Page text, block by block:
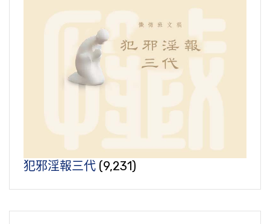
犯邪淫報三代 (9,231)